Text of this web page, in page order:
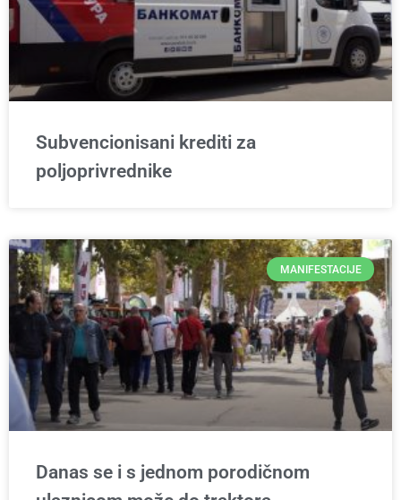
Subvencionisani krediti za
poljoprivrednike
MANIFESTACIJE
Danas se i s jednom porodičnom